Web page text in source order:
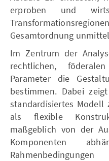
erproben und
Gesamtordnung
Im Zentrum der
rechtlichen,
Parameter die
bestimmen. Dabei
standardisiertes Modell
als flexible
maßgeblich von der
Komponenten